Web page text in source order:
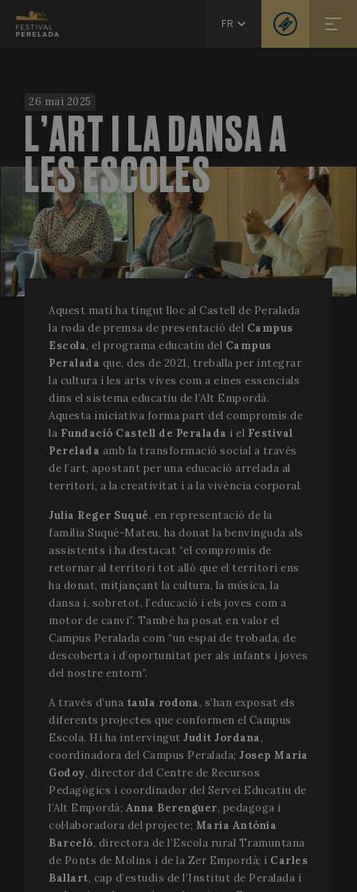
FR
26 mai 2025
L’ART I LA DANSA A
LES ESCOLES
Aquest matí ha tingut lloc al Castell de Peralada
la roda de premsa de presentació del Campus
Escola, el programa educatiu del Campus
Peralada que, des de 2021, treballa per integrar
la cultura i les arts vives com a eines essencials
dins el sistema educatiu de l’Alt Empordà.
Aquesta iniciativa forma part del compromís de
la Fundació Castell de Peralada i el Festival
Perelada amb la transformació social a través
de l’art, apostant per una educació arrelada al
territori, a la creativitat i a la vivència corporal.
Julia Reger Suqué, en representació de la
família Suqué-Mateu, ha donat la benvinguda als
assistents i ha destacat “el compromís de
retornar al territori tot allò que el territori ens
ha donat, mitjançant la cultura, la música, la
dansa i, sobretot, l’educació i els joves com a
motor de canvi”. També ha posat en valor el
Campus Peralada com “un espai de trobada, de
descoberta i d’oportunitat per als infants i joves
del nostre entorn”.
A través d’una taula rodona, s’han exposat els
diferents projectes que conformen el Campus
Escola. Hi ha intervingut Judit Jordana,
coordinadora del Campus Peralada; Josep Maria
Godoy, director del Centre de Recursos
Pedagògics i coordinador del Servei Educatiu de
l’Alt Empordà; Anna Berenguer, pedagoga i
col·laboradora del projecte; Maria Antònia
Barceló, directora de l’Escola rural Tramuntana
de Ponts de Molins i de la Zer Empordà; i Carles
Ballart, cap d’estudis de l’Institut de Peralada i